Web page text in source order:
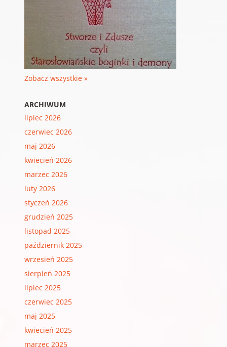
Zobacz wszystkie »
ARCHIWUM
lipiec 2026
czerwiec 2026
maj 2026
kwiecień 2026
marzec 2026
luty 2026
styczeń 2026
grudzień 2025
listopad 2025
październik 2025
wrzesień 2025
sierpień 2025
lipiec 2025
czerwiec 2025
maj 2025
kwiecień 2025
marzec 2025